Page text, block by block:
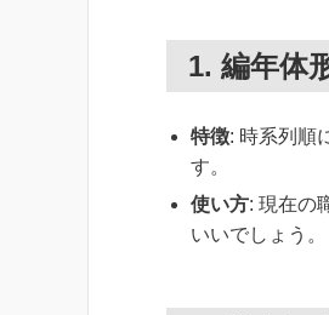
1. 編年体
特徴: 時系列順
す。
使い方: 現在の
いいでしょう。